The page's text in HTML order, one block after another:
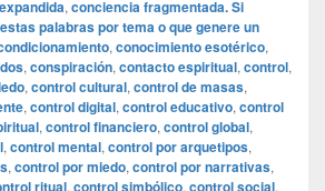
, conciencia fragmentada. Si
palabras por tema o que genere un
, conocimiento esotérico,
, conspiración, contacto espiritual, control,
, control cultural, control de masas,
, control digital, control educativo, control
, control financiero, control global,
, control mental, control por arquetipos,
, control por miedo, control por narrativas,
ritual, control simbólico, control social,